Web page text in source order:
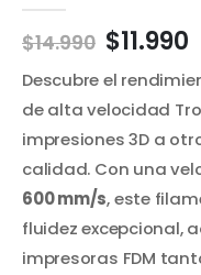
$14.990 El
era:
$14.990.
$11.990El
Descubre el
de alta velocidad
impresiones 3D a
calidad. Con una
600 mm/s, este
fluidez excepcional,
impresoras FDM